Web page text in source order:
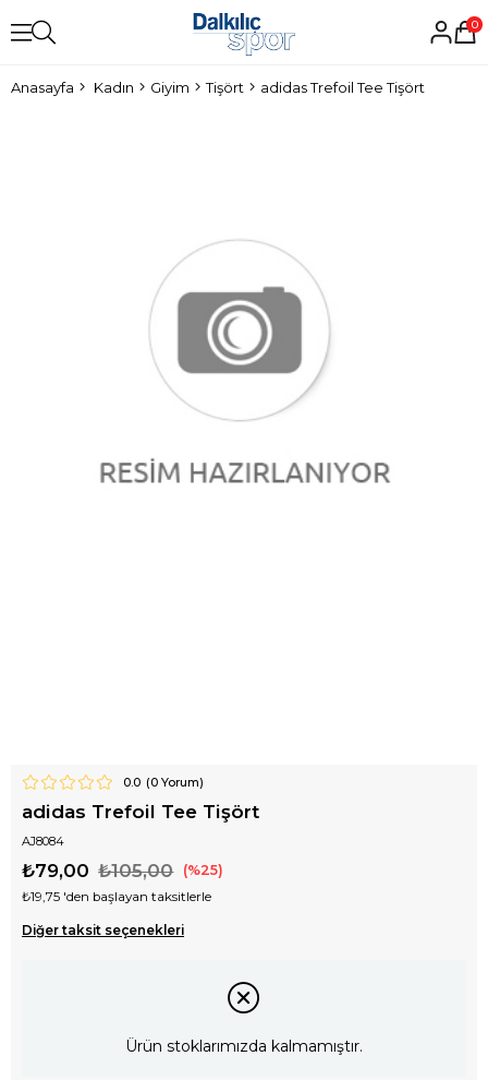
0
Anasayfa Kadın Giyim Tişört adidas Trefoil Tee Tişört
0.0 (0Yorum)
adidas Trefoil Tee Tişört
AJ8084
₺105,00
₺79,00 25
₺19,75 'den başlayan taksitlerle
Diğer taksit seçenekleri
Ürün stoklarımızda kalmamıştır.